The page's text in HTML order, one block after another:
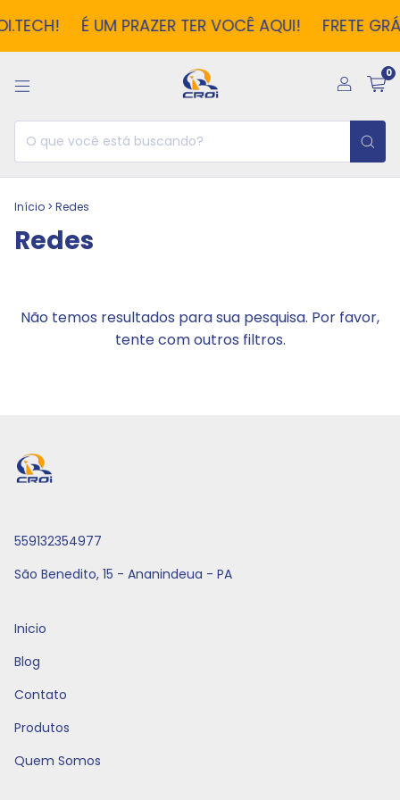
É UM PRAZER TER VOCÊ AQUI! FRETE
0
Início > Redes
Redes
Não temos resultados para sua pesquisa. Por favor,
tente com outros filtros.
559132354977
São Benedito, 15 - Ananindeua - PA
Inicio
Blog
Contato
Produtos
Quem Somos